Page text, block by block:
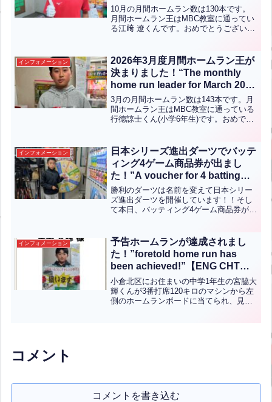
2023 has been determined!”(英
中翻訳)
10月の月間ホームラン数は130本です。
月間ホームラン王はMBC教室に通ってい
る江﨑 遼くんです。おめでとうございま
クリック
インフォメーション
2026年3月度月間ホームラン王が
決まりました！“The monthly
home run leader for March 2026
has been determined!”【ENG
CHT KOR JPN】
3月の月間ホームラン数は143本です。月
間ホームラン王はMBC教室に通っている
行徳諒士くん(小学6年生)です。おめでと
リック
インフォメーション
日本シリーズ進出ダーツでバッテ
ィング4ゲーム商品券が出まし
た！”A voucher for 4 batting
games from the Japan Series
Entry Darts!”【ENG CHT KOR
JPN】
勝利のダーツは名前を変えて日本シリー
ズ進出ダーツを開催しています！！そし
て本日、バッティング4ゲーム商品券が出
た！！おめでとうございます！！現在毎
日ダーツが出来ますので...全文はクリッ
ク
インフォメーション
予告ホームランが達成されまし
た！”foretold home run has
been achieved!”【ENG CHT
KOR JPN】
小倉北区にお住まいの中学1年生の宮脇大
輝くんが3番打席120キロのマシンから左
側のホームランボードに当てられ、見事
コメント
コメントを書き込む